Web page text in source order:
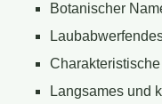
Botanischer
Langsames und